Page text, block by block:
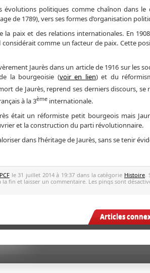
politiques comme chaînon dans
de 1789), vers ses formes d’organisation
paix et des relations internationales. En
considérait comme un facteur de paix. Cette
Jaurès dans un article de 1916 sur les
la bourgeoisie (voir en lien) et du
de Jaurès, reprend ses derniers discours,
à la 3ème internationale.
était un réformiste petit bourgeois mais
et la construction du parti révolutionnaire.
dans l’héritage de Jaurès, sans se tenir
le 31 juillet 2014 à 19:37 dans la catégorie Histoire.
la fin et laisser un commentaire. Les pings sont
Articles